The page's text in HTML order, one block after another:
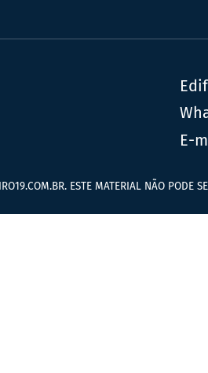
E-
ESTE MATERIAL NÃO PODE